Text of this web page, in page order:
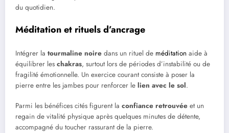
du quotidien.
Méditation et rituels d’ancrage
Intégrer la tourmaline noire dans un rituel de méditation aide à
équilibrer les chakras, surtout lors de périodes d’instabilité ou de
fragilité émotionnelle. Un exercice courant consiste à poser la
pierre entre les jambes pour renforcer le lien avec le sol.
Parmi les bénéfices cités figurent la confiance retrouvée et un
regain de vitalité physique après quelques minutes de détente,
accompagné du toucher rassurant de la pierre.